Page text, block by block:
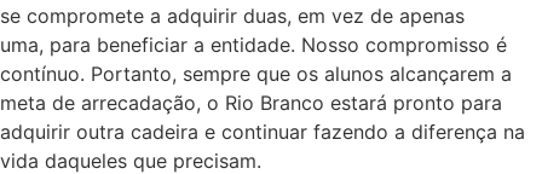
se compromete a adquirir duas, em vez de apenas
uma, para beneficiar a entidade. Nosso compromisso é
contínuo. Portanto, sempre que os alunos alcançarem a
meta de arrecadação, o Rio Branco estará pronto para
adquirir outra cadeira e continuar fazendo a diferença na
vida daqueles que precisam.